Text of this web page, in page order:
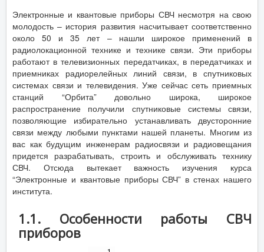
Электронные и квантовые приборы СВЧ несмотря на свою
молодость – история развития насчитывает соответственно
около 50 и 35 лет – нашли широкое применений в
радиолокационной технике и технике связи. Эти приборы
работают в телевизионных передатчиках, в передатчиках и
приемниках радиорелейных линий связи, в спутниковых
системах связи и телевидения. Уже сейчас сеть приемных
станций “Орбита” довольно широка, широкое
распространение получили спутниковые системы связи,
позволяющие избирательно устанавливать двусторонние
связи между любыми пунктами нашей планеты. Многим из
вас как будущим инженерам радиосвязи и радиовещания
придется разрабатывать, строить и обслуживать технику
СВЧ. Отсюда вытекает важность изучения курса
“Электронные и квантовые приборы СВЧ” в стенах нашего
института.
1.1. Особенности работы СВЧ
приборов